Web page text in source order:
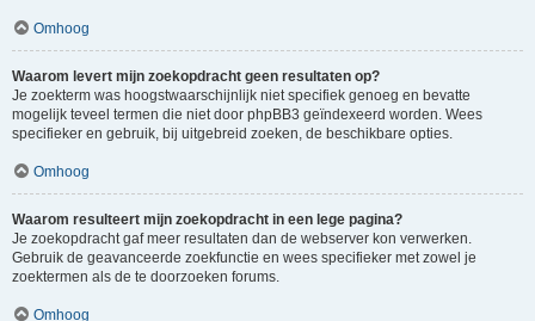
Omhoog
Waarom levert mijn zoekopdracht geen resultaten op?
Je zoekterm was hoogstwaarschijnlijk niet specifiek genoeg en bevatte
mogelijk teveel termen die niet door phpBB3 geïndexeerd worden. Wees
specifieker en gebruik, bij uitgebreid zoeken, de beschikbare opties.
Omhoog
Waarom resulteert mijn zoekopdracht in een lege pagina?
Je zoekopdracht gaf meer resultaten dan de webserver kon verwerken.
Gebruik de geavanceerde zoekfunctie en wees specifieker met zowel je
zoektermen als de te doorzoeken forums.
Omhoog